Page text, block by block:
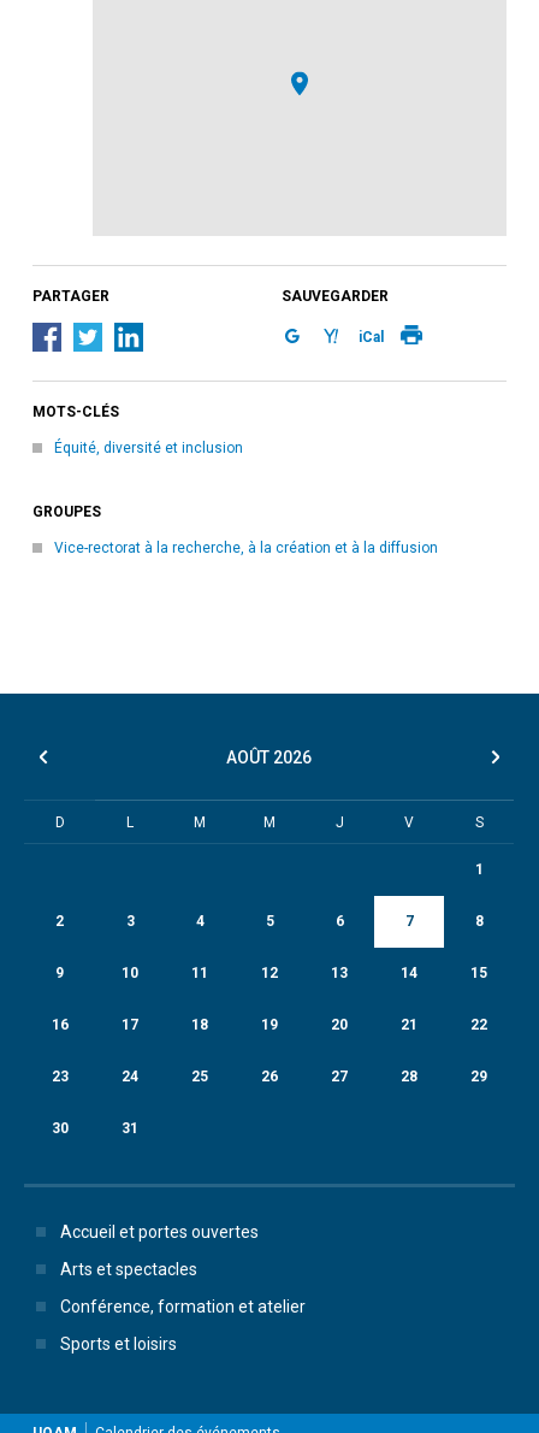
PARTAGER SAUVEGARDER
iCal
MOTS-CLÉS
Équité, diversité et inclusion
GROUPES
Vice-rectorat à la recherche, à la création et à la diffusion
AOÛT 2026
D L M M J V S
1
2 3 4 5 6 7 8
9 10 11 12 13 14 15
16 17 18 19 20 21 22
23 24 25 26 27 28 29
30 31
Accueil et portes ouvertes
Arts et spectacles
Conférence, formation et atelier
Sports et loisirs